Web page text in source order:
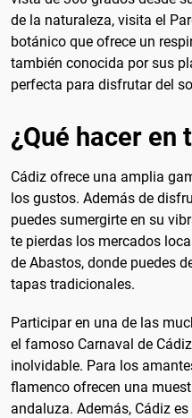
de la naturaleza, visita el
botánico que ofrece un
también conocida por sus
perfecta para disfrutar del
¿Qué hacer en
Cádiz ofrece una amplia
los gustos. Además de
puedes sumergirte en su
te pierdas los mercados
de Abastos, donde puedes
tapas tradicionales.
Participar en una de las
el famoso Carnaval de
inolvidable. Para los
flamenco ofrecen una
andaluza. Además, Cádiz